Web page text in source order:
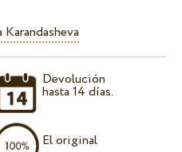
Devolución
hasta 14 días.
El original